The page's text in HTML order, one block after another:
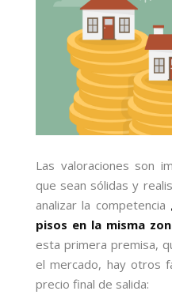
Las valoraciones son
que sean sólidas y
analizar la competencia
pisos en la misma
esta primera premisa,
el mercado, hay otros
precio final de salida: